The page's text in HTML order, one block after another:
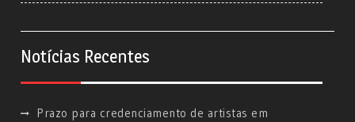
Notícias Recentes
Prazo para credenciamento de artistas em